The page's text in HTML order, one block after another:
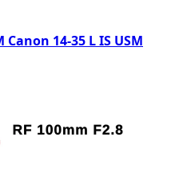
Canon 14-35 L IS USM